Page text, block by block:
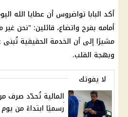
أكد البابا تواضروس أن عطايا الله
أمامه بفرح واتضاع، قائلين: "نحن
مشيرًا إلى أن الخدمة الحقيقية تُبنى
وبهجة القلب.
لا يفوتك
رسميًا ابتداءً من يوم 24 الجاري